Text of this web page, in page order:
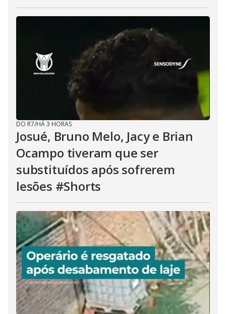
DO R7/HÁ 3 HORAS
Josué, Bruno Melo, Jacy e Brian
Ocampo tiveram que ser
substituídos após sofrerem
lesões #Shorts